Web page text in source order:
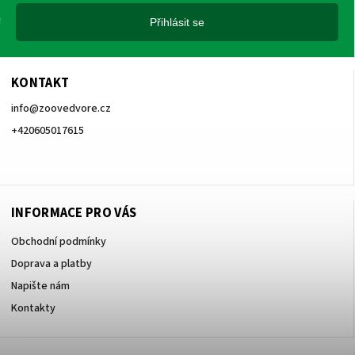
KONTAKT
info@zoovedvore.cz
+420605017615
INFORMACE PRO VÁS
Obchodní podmínky
Doprava a platby
Napište nám
Kontakty
Přihlásit se